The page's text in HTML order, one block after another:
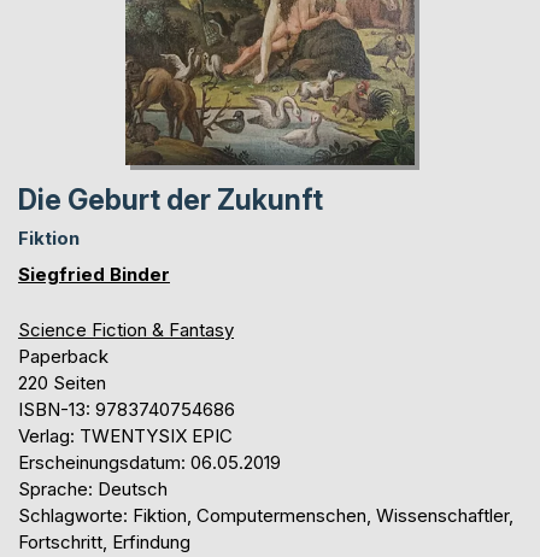
Die Geburt der Zukunft
Fiktion
Siegfried Binder
Science Fiction & Fantasy
Paperback
220 Seiten
ISBN-13: 9783740754686
Verlag: TWENTYSIX EPIC
Erscheinungsdatum: 06.05.2019
Sprache: Deutsch
Schlagworte: Fiktion, Computermenschen, Wissenschaftler,
Fortschritt, Erfindung